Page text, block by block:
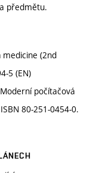
předmětu.
medicine (2nd
5 (EN)
Moderní počítačová
80-251-0454-0.